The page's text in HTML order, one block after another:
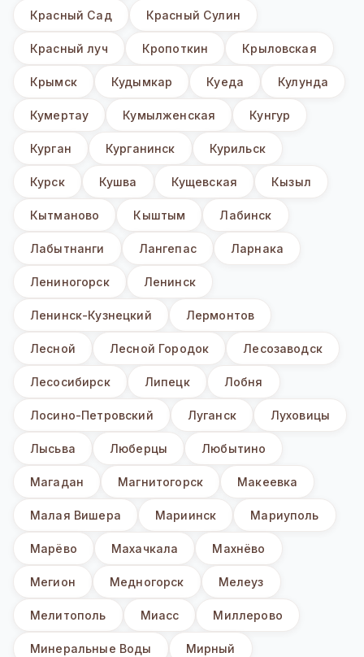
Красный Сад Красный Сулин
Красный луч Кропоткин Крыловская
Крымск Кудымкар Куеда Кулунда
Кумертау Кумылженская Кунгур
Курган Курганинск Курильск
Курск Кушва Кущевская Кызыл
Кытманово Кыштым Лабинск
Лабытнанги Лангепас Ларнака
Лениногорск Ленинск
Ленинск-Кузнецкий Лермонтов
Лесной Лесной Городок Лесозаводск
Лесосибирск Липецк Лобня
Лосино-Петровский Луганск Луховицы
Лысьва Люберцы Любытино
Магадан Магнитогорск Макеевка
Малая Вишера Мариинск Мариуполь
Марёво Махачкала Махнёво
Мегион Медногорск Мелеуз
Мелитополь Миасс Миллерово
Минеральные Воды Мирный